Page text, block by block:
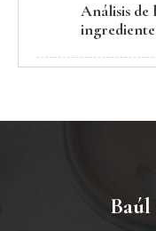
Análisis de